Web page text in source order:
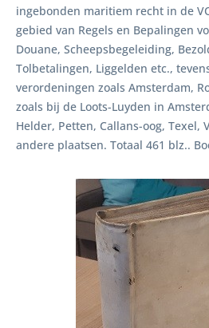
ingebonden maritiem recht in de
gebied van Regels en Bepalingen
Douane, Scheepsbegeleiding,
Tolbetalingen, Liggelden etc.,
verordeningen zoals Amsterdam,
zoals bij de Loots-Luyden in
Helder, Petten, Callans-oog, Texel,
andere plaatsen. Totaal 461 blz..